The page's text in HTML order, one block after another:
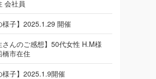
会社員
様子】2025.1.29 開催
さんのご感想】50代女性 H.M様
橋市在住
様子】2025.1.9開催